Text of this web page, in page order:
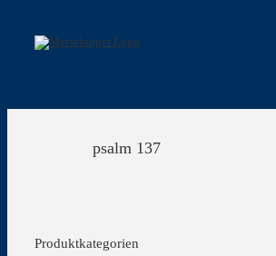
content
psalm 137
Produktkategorien